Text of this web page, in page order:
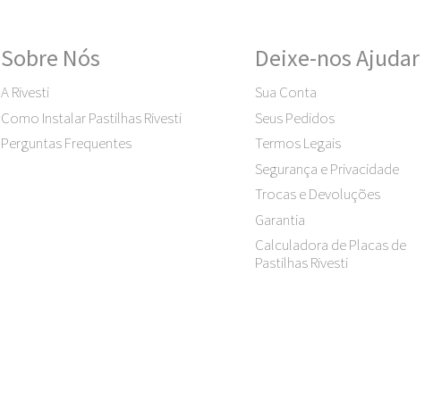
Sobre Nós
A Rivesti
Como Instalar Pastilhas Rivesti
Perguntas Frequentes
Deixe-nos Ajudar
Sua Conta
Seus Pedidos
Termos Legais
Segurança e Privacidade
Trocas e Devoluções
Garantia
Calculadora de Placas de
Pastilhas Rivesti